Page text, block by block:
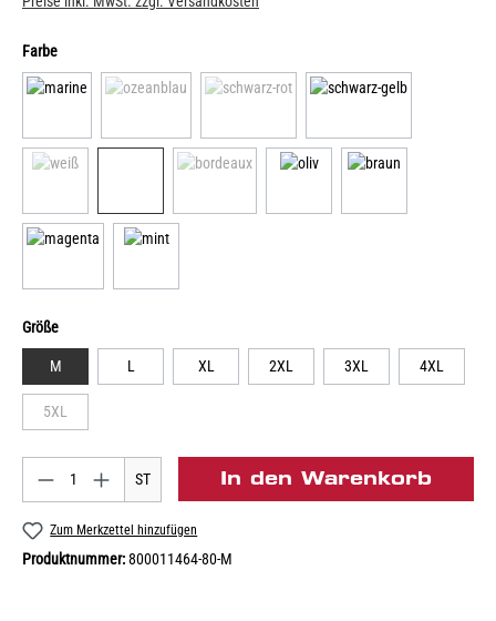
Farbe
Größe
M L XL 2XL 3XL 4XL
5XL
ST In den Warenkorb
Zum Merkzettel hinzufügen
Produktnummer:800011464-80-M